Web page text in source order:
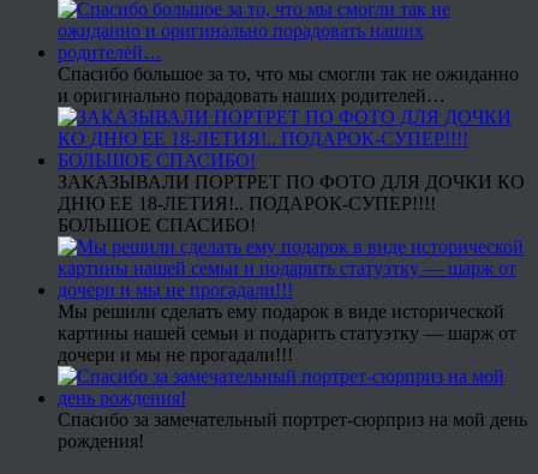
Спасибо большое за то, что мы смогли так не ожиданно
и оригинально порадовать наших родителей…
ЗАКАЗЫВАЛИ ПОРТРЕТ ПО ФОТО ДЛЯ ДОЧКИ КО
ДНЮ ЕЕ 18-ЛЕТИЯ!.. ПОДАРОК-СУПЕР!!!!
БОЛЬШОЕ СПАСИБО!
Мы решили сделать ему подарок в виде исторической
картины нашей семьи и подарить статуэтку — шарж от
дочери и мы не прогадали!!!
Спасибо за замечательный портрет-сюрприз на мой день
рождения!